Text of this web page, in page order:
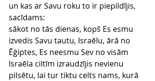
un kas ar Savu roku to ir piepildījis,
sacīdams:
sākot no tās dienas, kopš Es esmu
izvedis Savu tautu, Israēlu, ārā no
Ēģiptes, Es neesmu Sev no visām
Israēla ciltīm izraudzījis nevienu
pilsētu, lai tur tiktu celts nams, kurā